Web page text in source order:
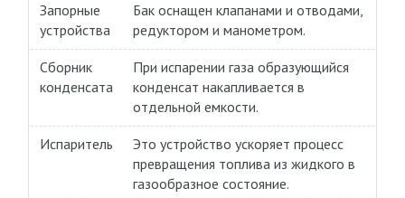
Запорные
устройства
Бак оснащен клапанами и отводами,
редуктором и манометром.
Сборник
конденсата
При испарении газа образующийся
конденсат накапливается в
отдельной емкости.
Испаритель
Это устройство ускоряет процесс
превращения топлива из жидкого в
газообразное состояние.